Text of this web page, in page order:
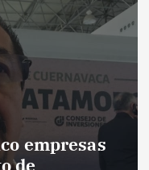
empresas
de